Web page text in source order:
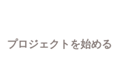
プロジェクトを始める